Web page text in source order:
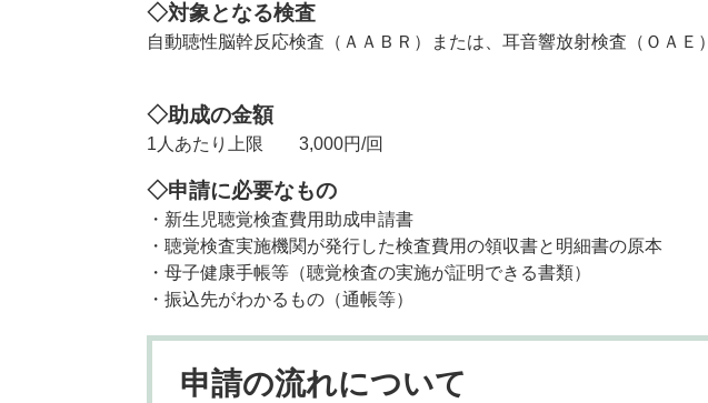
◇対象となる検査
自動聴性脳幹反応検査（ＡＡＢＲ）または、耳音響放射検査（ＯＡＥ）
◇助成の金額
1人あたり上限 3,000円/回
◇申請に必要なもの
・新生児聴覚検査費用助成申請書
・聴覚検査実施機関が発行した検査費用の領収書と明細書の原本
・母子健康手帳等（聴覚検査の実施が証明できる書類）
・振込先がわかるもの（通帳等）
申請の流れについて